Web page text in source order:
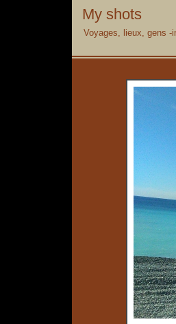
My shots
Voyages, lieux, gens -